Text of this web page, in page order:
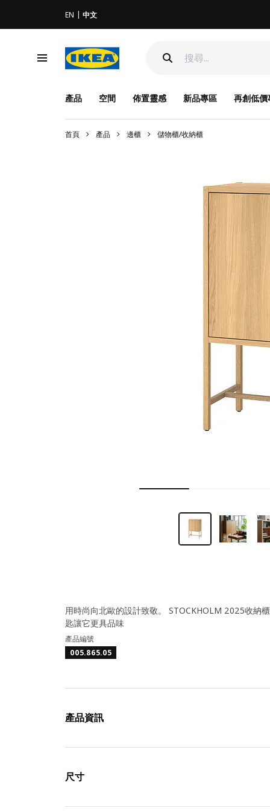
EN 中文
產品 空間 佈置靈感 新品專區 再創低價
首頁 產品 邊櫃 儲物櫃/收納櫃
用時尚向北歐的設計致敬。 STOCKHOLM 2025收納
匙讓它更具品味
產品編號
005.865.05
產品資訊
尺寸